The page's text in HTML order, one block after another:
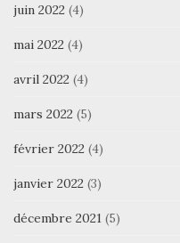
juin 2022 (4)
mai 2022 (4)
avril 2022 (4)
mars 2022 (5)
février 2022 (4)
janvier 2022 (3)
décembre 2021 (5)